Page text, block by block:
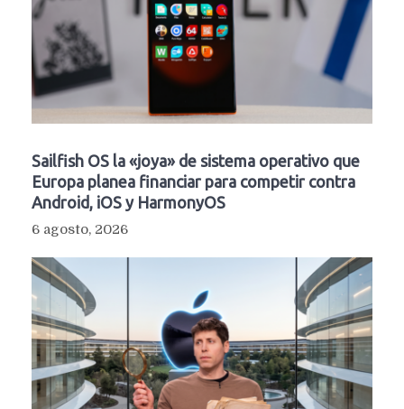
Sailfish OS la «joya» de sistema operativo que
Europa planea financiar para competir contra
Android, iOS y HarmonyOS
6 agosto, 2026